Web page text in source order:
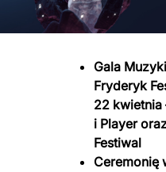
Gala
Fryderyk
22 kwietnia
i Player
Festiwal
Ceremonię